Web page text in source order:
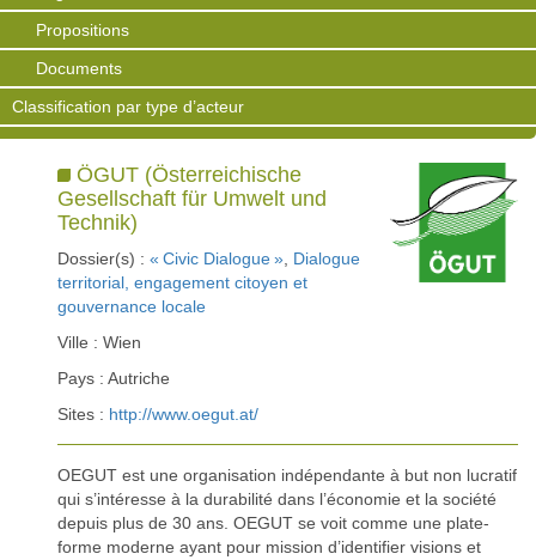
Propositions
Documents
Classification par type d’acteur
ÖGUT (Österreichische
Gesellschaft für Umwelt und
Technik)
Dossier(s) : « Civic Dialogue » Dialogue
territorial, engagement citoyen et
gouvernance locale
Ville : Wien
Pays : Autriche
Sites : http://www.oegut.at/
OEGUT est une organisation indépendante à but non lucratif
qui s’intéresse à la durabilité dans l’économie et la société
depuis plus de 30 ans. OEGUT se voit comme une plate-
forme moderne ayant pour mission d’identifier visions et